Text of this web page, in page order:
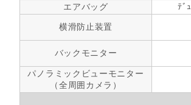
エアバッグ
ﾃﾞ
横滑防止装置
バックモニター
パノラミックビューモニター
（全周囲カメラ）